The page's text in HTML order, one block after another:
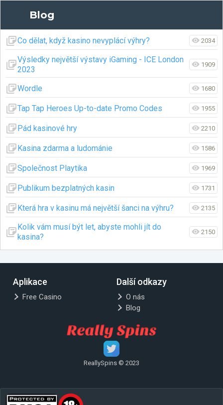
Blog
Co dělat, když kasino nevyplácí výhry? 2034
Výsledky největší výstavy iGaming - ICE London
2023
1909
Wordle 1680
Tap Tap Heroes Up-to-date Promo Codes 1955
Pád kasinové hry 2210
Kasina zdarma a ludománie 1586
Společnost Playtika 1969
Publikum bezplatných kasin 1731
Která hra v kasinu má největší šanci na výhru? 2135
Kolik vám musí být let, abyste mohli jít do
kasina?
2150
Aplikace
Free Casino
Další odkazy
O nás
Blog
ReallySpins © 2023